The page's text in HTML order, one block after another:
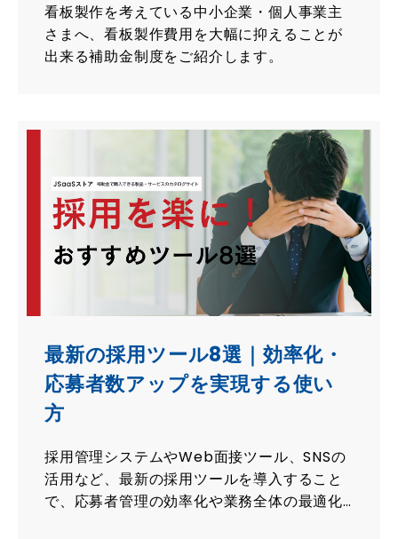
看板製作を考えている中小企業・個人事業主
さまへ、看板製作費用を大幅に抑えることが
出来る補助金制度をご紹介します。
最新の採用ツール8選｜効率化・
応募者数アップを実現する使い
方
採用管理システムやWeb面接ツール、SNSの
活用など、最新の採用ツールを導入すること
で、応募者管理の効率化や業務全体の最適化